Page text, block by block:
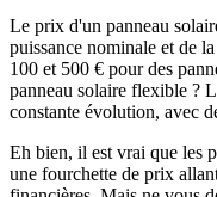
Le prix d'un panneau
puissance nominale et de
100 et 500 € pour des
panneau solaire flexible ?
constante évolution, avec
Eh bien, il est vrai que les
une fourchette de prix